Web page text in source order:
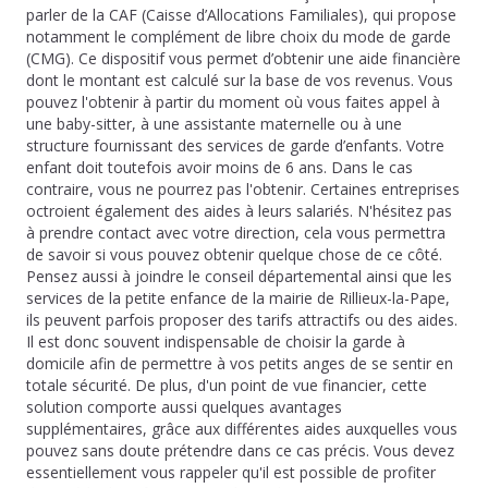
parler de la CAF (Caisse d’Allocations Familiales), qui propose
notamment le complément de libre choix du mode de garde
(CMG). Ce dispositif vous permet d’obtenir une aide financière
dont le montant est calculé sur la base de vos revenus. Vous
pouvez l'obtenir à partir du moment où vous faites appel à
une baby-sitter, à une assistante maternelle ou à une
structure fournissant des services de garde d’enfants. Votre
enfant doit toutefois avoir moins de 6 ans. Dans le cas
contraire, vous ne pourrez pas l'obtenir. Certaines entreprises
octroient également des aides à leurs salariés. N'hésitez pas
à prendre contact avec votre direction, cela vous permettra
de savoir si vous pouvez obtenir quelque chose de ce côté.
Pensez aussi à joindre le conseil départemental ainsi que les
services de la petite enfance de la mairie de Rillieux-la-Pape,
ils peuvent parfois proposer des tarifs attractifs ou des aides.
Il est donc souvent indispensable de choisir la garde à
domicile afin de permettre à vos petits anges de se sentir en
totale sécurité. De plus, d'un point de vue financier, cette
solution comporte aussi quelques avantages
supplémentaires, grâce aux différentes aides auxquelles vous
pouvez sans doute prétendre dans ce cas précis. Vous devez
essentiellement vous rappeler qu'il est possible de profiter